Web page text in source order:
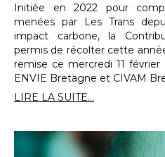
Initiée en 2022 pour
menées par Les Trans
impact carbone, la
permis de récolter cette
remise ce mercredi 11 février
ENVIE Bretagne et CIVAM
LIRE LA SUITE...